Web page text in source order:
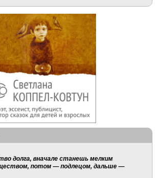
долга, вначале станешь мелким
потом — подлецом, дальше —